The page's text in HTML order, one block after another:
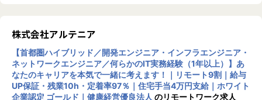
■フォロー体制・働き方
・アサイン前に、やりたいこと・やりたくないことを面談で
確認
・配属後は月1回の面談に加え、チャットでの相談が可能
・一人での参画の場合も、社内のメンターがフォロー
＜主な開発案件事例＞
使用スキル：DjangoFW・Python
担当工程：調査・要件定義・基本設計・詳細設計・構築・製
造・テスト・リリース
担当者：30代後半・男性・入社4年目
大規模案件の実績があります。近年は生成AI
関連プロジェクトにも注力しています。
リモートワーク率90％、有給取得率80％以
上、育休取得率100％と、働きやすい環境づ
くりにも力を入れています。住宅手当や資格
株式会社アルテニア
【首都圏ハイブリッド／開発エンジニア・インフラエンジニア・
ネットワークエンジニア／何らかのIT実務経験（1年以上）】あ
なたのキャリアを本気で一緒に考えます！｜リモート9割｜給与
UP保証・残業10h・定着率97％｜住宅手当4万円支給｜ホワイト
企業認定 ゴールド｜健康経営優良法人 のリモートワーク求人